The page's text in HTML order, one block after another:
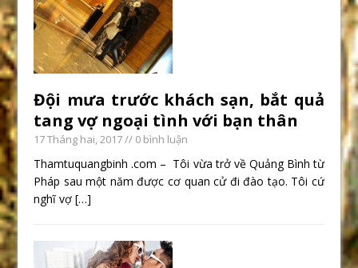
Đội mưa trước khách sạn, bắt quả
tang vợ ngoại tình với bạn thân
17 Tháng hai, 2017// 0 bình luận
Thamtuquangbinh .com – Tôi vừa trở về Quảng Bình từ
Pháp sau một năm được cơ quan cử đi đào tạo. Tôi cứ
nghĩ vợ[…]